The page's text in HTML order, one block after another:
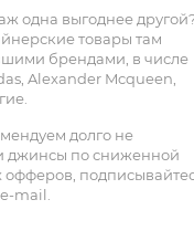
одна выгоднее
товары там
брендами, в числе
Alexander Mcqueen,
долго не
джинсы по сниженной
офферов,
mail.